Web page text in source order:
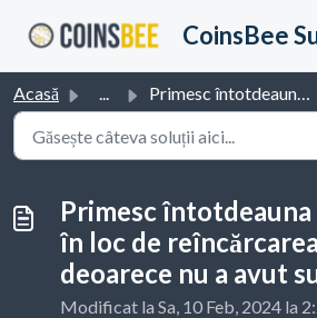
CoinsBee
Acasă ... Primesc întotdeauna o rambursare în loc de reîncărcarea t...
Primesc
în loc de
deoarece nu a avut
Modificat la Sa, 10 Feb, 2024 la